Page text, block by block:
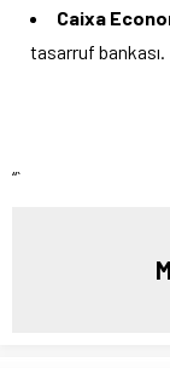
Caixa
tasarruf bankası.
“`